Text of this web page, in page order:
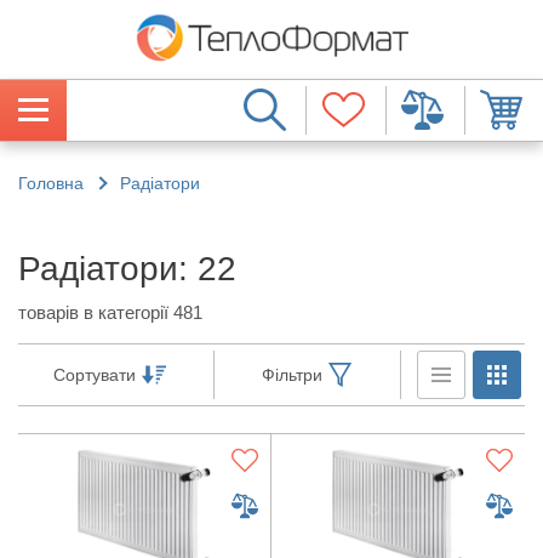
Головна Радіатори
Радіатори: 22
товарів в категорії 481
Сортувати Фільтри